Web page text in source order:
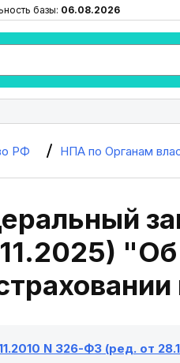
базы: 06.08.2026
РФ НПА по Органам
N 326-ФЗ (ред. от